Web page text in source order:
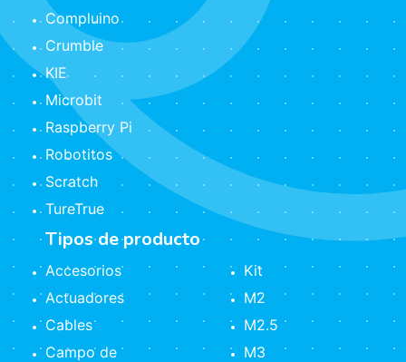
Compluino
Crumble
KIE
Microbit
Raspberry Pi
Robotitos
Scratch
TureTrue
Tipos de producto
Accesorios
Actuadores
Cables
Campo de
Kit
M2
M2.5
M3